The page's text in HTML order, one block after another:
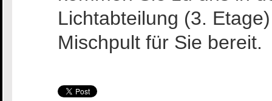
Lichtabteilung (3.
Mischpult für Sie bereit.